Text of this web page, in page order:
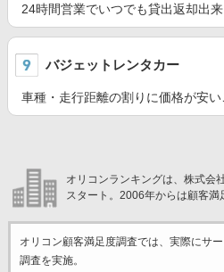
24時間営業でいつでも貸出返却出
バジェットレンタカー
車種・走行距離の割りに価格が安い
オリコンランキングは、株式会
スタート。2006年からは顧客満
オリコン顧客満足度調査では、実際にサ
調査を実施。